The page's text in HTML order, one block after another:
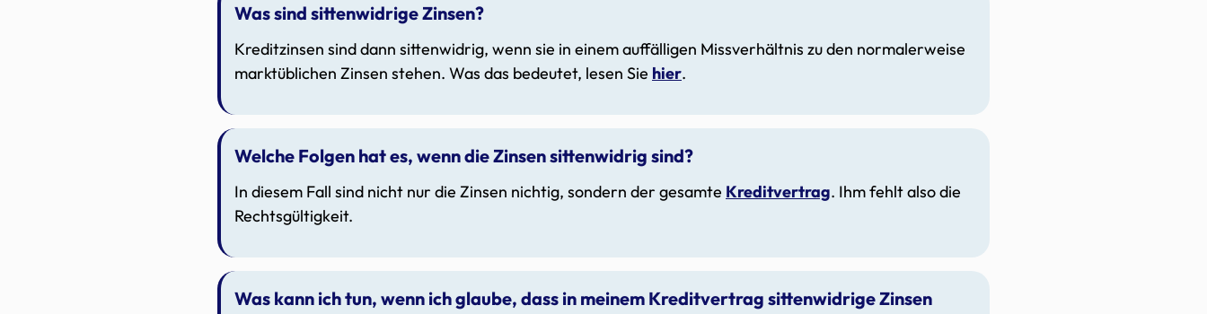
Was sind sittenwidrige Zinsen?
Kreditzinsen sind dann sittenwidrig, wenn sie in einem auffälligen Missverhältnis zu den normalerweise
marktüblichen Zinsen stehen. Was das bedeutet, lesen Sie hier.
Welche Folgen hat es, wenn die Zinsen sittenwidrig sind?
In diesem Fall sind nicht nur die Zinsen nichtig, sondern der gesamte Kreditvertrag. Ihm fehlt also die
Rechtsgültigkeit.
Was kann ich tun, wenn ich glaube, dass in meinem Kreditvertrag sittenwidrige Zinsen